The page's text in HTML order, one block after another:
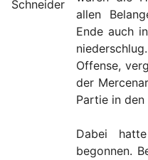
Schneider
allen
Ende auch
Offense,
der
Partie in den
Dabei
begonnen.